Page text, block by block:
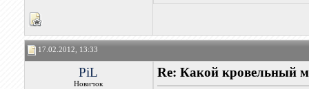
17.02.2012, 13:33
PiL
Новичок
Re: Какой кровельный